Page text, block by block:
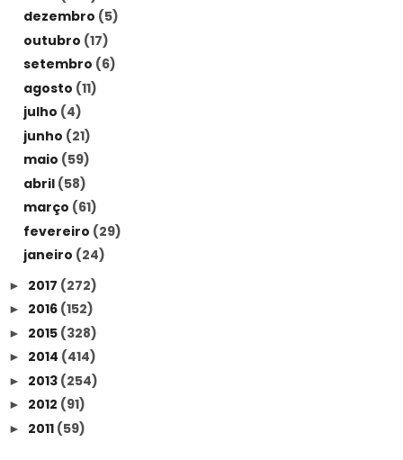
dezembro (5)
outubro (17)
setembro (6)
agosto (11)
julho (4)
junho (21)
maio (59)
abril (58)
março (61)
fevereiro (29)
janeiro (24)
► 2017 (272)
► 2016 (152)
► 2015 (328)
► 2014 (414)
► 2013 (254)
► 2012 (91)
► 2011 (59)